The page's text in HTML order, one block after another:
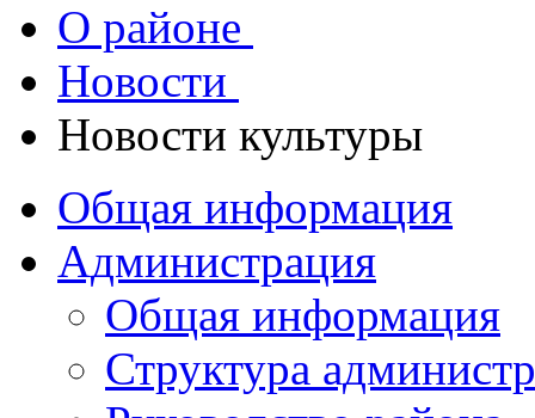
О районе
Новости
Новости культуры
Общая информация
Администрация
Общая информация
Структура